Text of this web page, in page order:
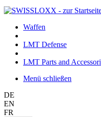
Waffen
LMT Defense
LMT Parts and
Menü schließen
DE
EN
FR